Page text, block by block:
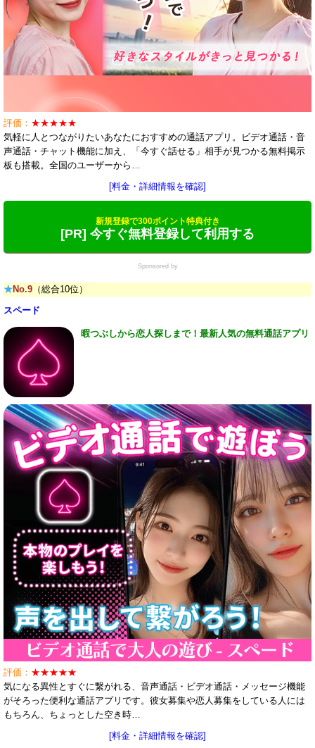
評価： ★★★★★
気軽に人とつながりたいあなたにおすすめの通話アプリ。ビデオ通話・音
声通話・チャット機能に加え、「今すぐ話せる」相手が見つかる無料掲示
板も搭載。全国のユーザーから…
[料金・詳細情報を確認]
新規登録で300ポイント特典付き
[PR] 今すぐ無料登録して利用する
Sponsored by
★No.9 （総合10位）
スペード
暇つぶしから恋人探しまで！最新人気の無料通話アプリ
評価： ★★★★★
気になる異性とすぐに繋がれる、音声通話・ビデオ通話・メッセージ機能
がそろった便利な通話アプリです。彼女募集や恋人募集をしている人には
もちろん、ちょっとした空き時…
[料金・詳細情報を確認]